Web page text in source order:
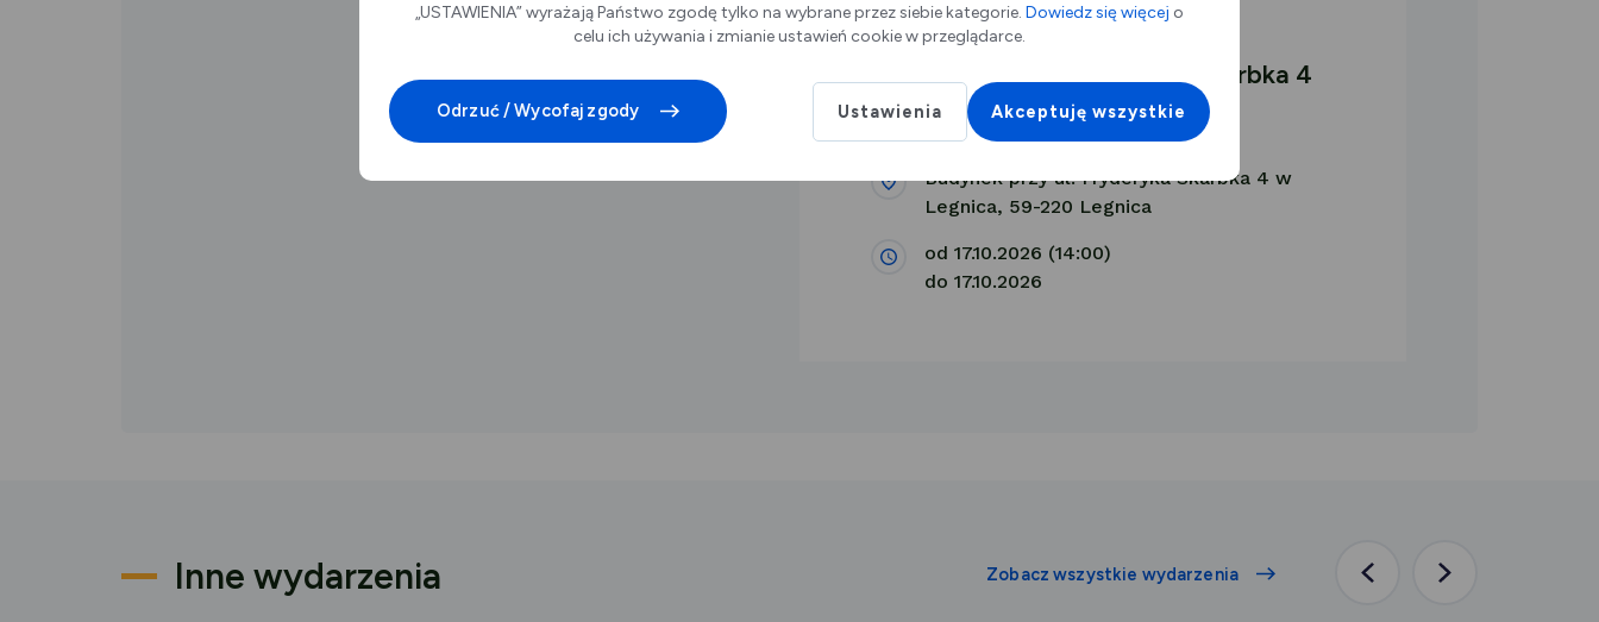
Budynek przy ul. Fryderyka Skarbka 4
w Legnica
Budynek przy ul. Fryderyka Skarbka 4 w
Legnica, 59-220 Legnica
od 17.10.2026 (14:00)
do 17.10.2026
Inne wydarzenia Zobacz wszystkie wydarzenia
Poprzednia
Następna
„USTAWIENIA” wyrażają Państwo zgodę tylko na wybrane przez siebie kategorie. Dowiedz się więcej o
celu ich używania i zmianie ustawień cookie w przeglądarce.
Odrzuć / Wycofaj zgody Ustawienia Akceptuję wszystkie